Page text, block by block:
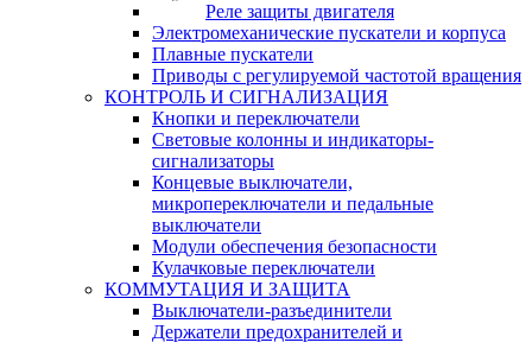
Реле защиты двигателя
Электромеханические пускатели и корпуса
Плавные пускатели
Приводы с регулируемой частотой вращения
КОНТРОЛЬ И СИГНАЛИЗАЦИЯ
Кнопки и переключатели
Световые колонны и индикаторы-
сигнализаторы
Концевые выключатели,
микропереключатели и педальные
выключатели
Модули обеспечения безопасности
Кулачковые переключатели
КОММУТАЦИЯ И ЗАЩИТА
Выключатели-разъединители
Держатели предохранителей и